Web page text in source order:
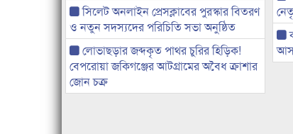
সিলেট অনলাইন প্রেসক্লাবের পুরস্কার বিতরণ
ও নতুন সদস্যদের পরিচিতি সভা অনুষ্ঠিত
লোভাছড়ার জব্দকৃত পাথর চুরির হিড়িক!
বেপরোয়া জকিগঞ্জের আটগ্রামের অবৈধ ক্রাশার
জোন চক্র